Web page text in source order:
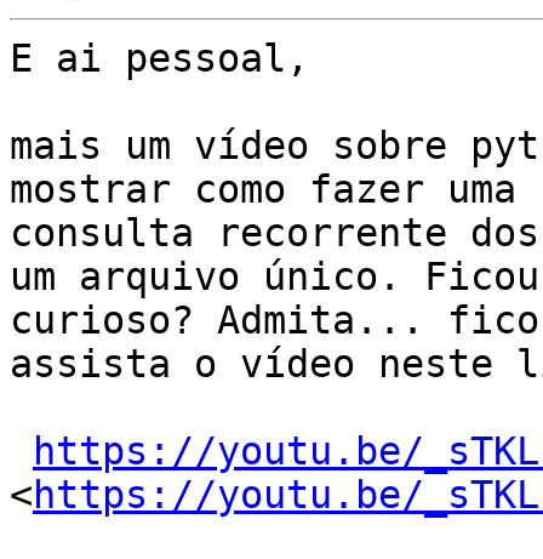
E ai pessoal,
mais um vídeo sobre
mostrar como fazer uma
consulta recorrente
um arquivo único. Ficou
curioso? Admita...
assista o vídeo neste
https://youtu.be/
<https://youtu.be/